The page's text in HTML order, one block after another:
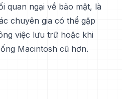
quan ngại về bảo mật, là
chuyên gia có thể gặp
việc lưu trữ hoặc khi
Macintosh cũ hơn.